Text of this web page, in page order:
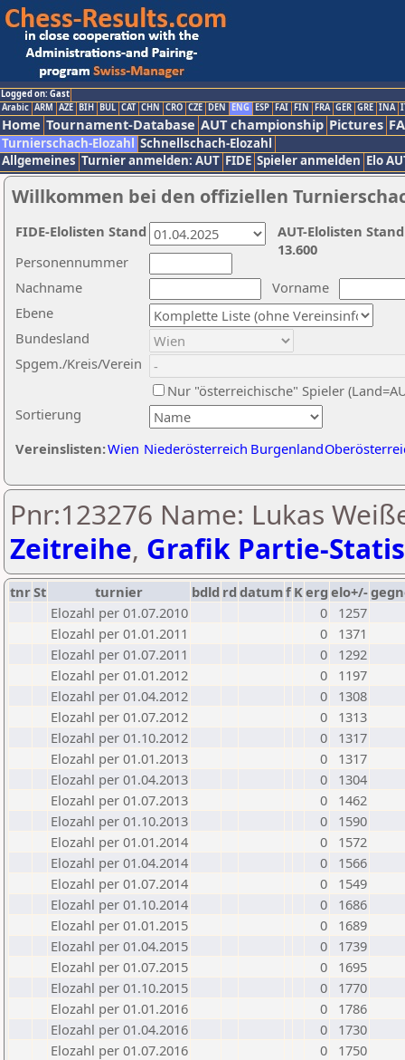
Logged on: Gast
Arabic ARM AZE BIH BUL CAT CHN CRO CZE DEN ENG ESP FAI FIN FRA GER GRE INA
Home Tournament-Database AUT championship Pictures
Turnierschach-Elozahl Schnellschach-Elozahl
Allgemeines Turnier anmelden: AUT FIDE Spieler anmelden Elo
Willkommen bei den offiziellen
Nachname
Vorname
Ebene
Sortierung
Personennummer
Bundesland
Spgem./Kreis/Verein
Nur "österreichische" Spieler
Vereinslisten:Wien Niederösterreich Burgenland
AUT-Elolisten
13.600
FIDE-Elolisten Stand
Pnr:123276 Name: Lukas
Zeitreihe, Grafik Partie-
tnrSt turnier bdld rd datumf Kerg elo+/-
Elozahl per 01.07.2010
0
1257
Elozahl per 01.01.2011
0
1371
Elozahl per 01.07.2011
0
1292
Elozahl per 01.01.2012
0
1197
Elozahl per 01.04.2012
0
1308
Elozahl per 01.07.2012
0
1313
Elozahl per 01.10.2012
0
1317
Elozahl per 01.01.2013
0
1317
Elozahl per 01.04.2013
0
1304
Elozahl per 01.07.2013
0
1462
Elozahl per 01.10.2013
0
1590
Elozahl per 01.01.2014
0
1572
Elozahl per 01.04.2014
0
1566
Elozahl per 01.07.2014
0
1549
Elozahl per 01.10.2014
0
1686
Elozahl per 01.01.2015
0
1689
Elozahl per 01.04.2015
0
1739
Elozahl per 01.07.2015
0
1695
Elozahl per 01.10.2015
0
1770
Elozahl per 01.01.2016
0
1786
Elozahl per 01.04.2016
0
1730
Elozahl per 01.07.2016
0
1750